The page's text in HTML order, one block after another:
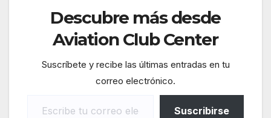
Descubre más desde
Aviation Club Center
Suscríbete y recibe las últimas entradas en tu
correo electrónico.
Suscribirse